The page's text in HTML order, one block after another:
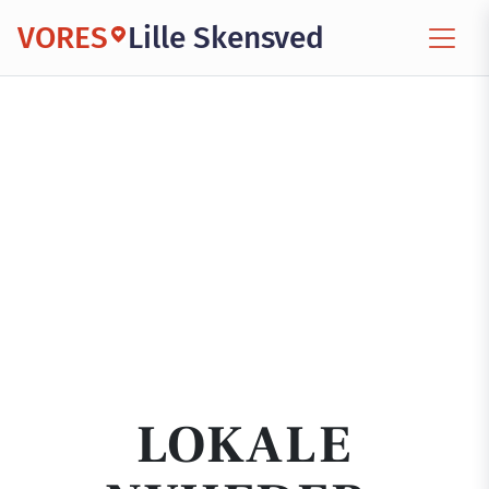
VORES Lille Skensved
LOKALE